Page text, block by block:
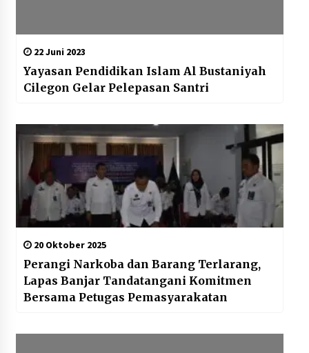
22 Juni 2023
Yayasan Pendidikan Islam Al Bustaniyah
Cilegon Gelar Pelepasan Santri
20 Oktober 2025
Perangi Narkoba dan Barang Terlarang,
Lapas Banjar Tandatangani Komitmen
Bersama Petugas Pemasyarakatan